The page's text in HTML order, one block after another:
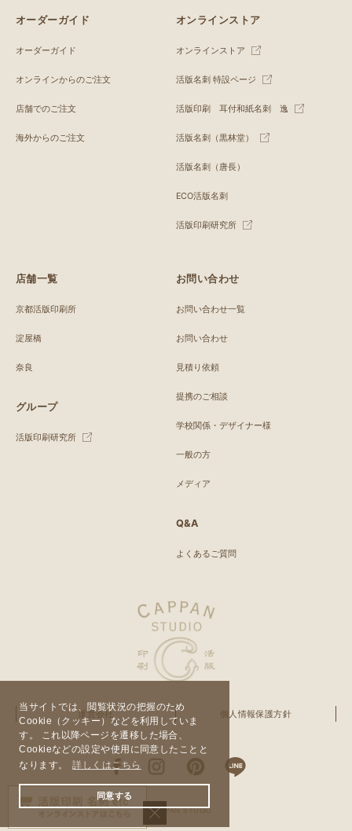
当サイトでは、閲覧状況の把握のため
Cookie（クッキー）などを利用していま
す。 これ以降ページを遷移した場合、
Cookieなどの設定や使用に同意したことと
なります。
詳しくはこちら
同意する
オーダーガイド
オーダーガイド
オンラインからのご注文
店舗でのご注文
海外からのご注文
オンラインストア
オンラインストア
活版名刺 特設ページ
活版印刷 耳付和紙名刺 逸
活版名刺（黒林堂）
活版名刺（唐長）
ECO活版名刺
活版印刷研究所
店舗一覧
京都活版印刷所
淀屋橋
奈良
グループ
活版印刷研究所
お問い合わせ
お問い合わせ一覧
お問い合わせ
見積り依頼
提携のご相談
学校関係・デザイナー様
一般の方
メディア
Q&A
よくあるご質問
運営会社 個人情報保護方針
© CAPPAN STUDIO